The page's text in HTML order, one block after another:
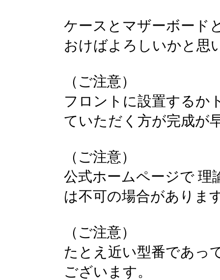
ケースとマザーボード
おけばよろしいかと思
（ご注意）
フロントに設置するか
ていただく方が完成が
（ご注意）
公式ホームページで 理
は不可の場合がありま
（ご注意）
たとえ近い型番であっ
ございます。